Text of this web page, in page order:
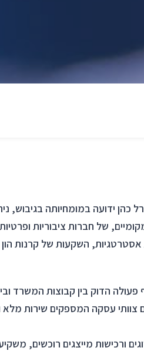
כהן ידועה במומחיותה בגיבוש,
הדוק בין קבוצות המשרד
עסקה המספקים שירות מלא
ורכישות מייצגים רוכשים,